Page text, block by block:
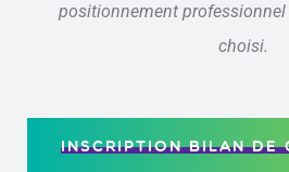
positionnement
choisi.
INSCRIPTION BILAN DE